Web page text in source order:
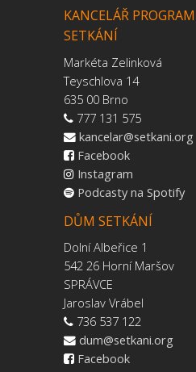
KANCELÁŘ
SETKÁNÍ
Markéta Zelinková
Teyschlova 14
635 00 Brno
777 131 575
kancelar@setkani.org
Facebook
Instagram
Podcasty na Spotify
DŮM SETKÁNÍ
Dolní Albeřice 1
542 26 Horní Maršov
SPRÁVCE
Jaroslav Vrábel
736 537 122
dum@setkani.org
Facebook